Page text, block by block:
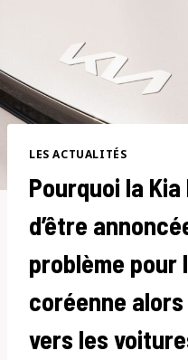
LES ACTUALITÉS
Pourquoi la
d’être
problème pour
coréenne alors
vers les